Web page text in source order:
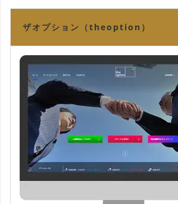
ザオプション（theoption）